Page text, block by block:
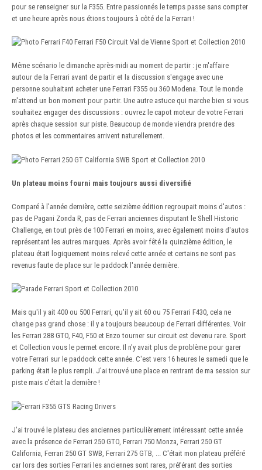
pour se renseigner sur la F355. Entre passionnés le temps passe sans compter
et une heure après nous étions toujours à côté de la Ferrari !
Même scénario le dimanche après-midi au moment de partir : je m'affaire
autour de la Ferrari avant de partir et la discussion s'engage avec une
personne souhaitant acheter une Ferrari F355 ou 360 Modena. Tout le monde
m'attend un bon moment pour partir. Une autre astuce qui marche bien si vous
souhaitez engager des discussions : ouvrez le capot moteur de votre Ferrari
après chaque session sur piste. Beaucoup de monde viendra prendre des
photos et les commentaires arrivent naturellement.
Un plateau moins fourni mais toujours aussi diversifié
Comparé à l'année dernière, cette seizième édition regroupait moins d'autos :
pas de Pagani Zonda R, pas de Ferrari anciennes disputant le Shell Historic
Challenge, en tout près de 100 Ferrari en moins, avec également moins d'autos
représentant les autres marques. Après avoir fêté la quinzième édition, le
plateau était logiquement moins relevé cette année et certains ne sont pas
revenus faute de place sur le paddock l'année dernière.
Mais qu'il y ait 400 ou 500 Ferrari, qu'il y ait 60 ou 75 Ferrari F430, cela ne
change pas grand chose : il y a toujours beaucoup de Ferrari différentes. Voir
les Ferrari 288 GTO, F40, F50 et Enzo tourner sur circuit est devenu rare. Sport
et Collection vous le permet encore. Il n'y avait plus de problème pour garer
votre Ferrari sur le paddock cette année. C'est vers 16 heures le samedi que le
parking était le plus rempli. J'ai trouvé une place en rentrant de ma session sur
piste mais c'était la dernière !
J'ai trouvé le plateau des anciennes particulièrement intéressant cette année
avec la présence de Ferrari 250 GTO, Ferrari 750 Monza, Ferrari 250 GT
California, Ferrari 250 GT SWB, Ferrari 275 GTB, ... C'était mon plateau préféré
car lors des sorties Ferrari les anciennes sont rares, préférant des sorties